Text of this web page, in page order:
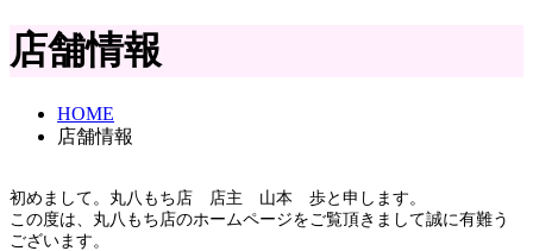
店舗情報
HOME
店舗情報
初めまして。丸八もち店 店主 山本 歩と申します。
この度は、丸八もち店のホームページをご覧頂きまして誠に有難う
ございます。